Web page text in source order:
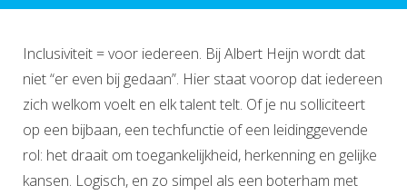
Inclusiviteit = voor iedereen. Bij Albert Heijn wordt dat
niet “er even bij gedaan”. Hier staat voorop dat iedereen
zich welkom voelt en elk talent telt. Of je nu solliciteert
op een bijbaan, een techfunctie of een leidinggevende
rol: het draait om toegankelijkheid, herkenning en gelijke
kansen. Logisch, en zo simpel als een boterham met